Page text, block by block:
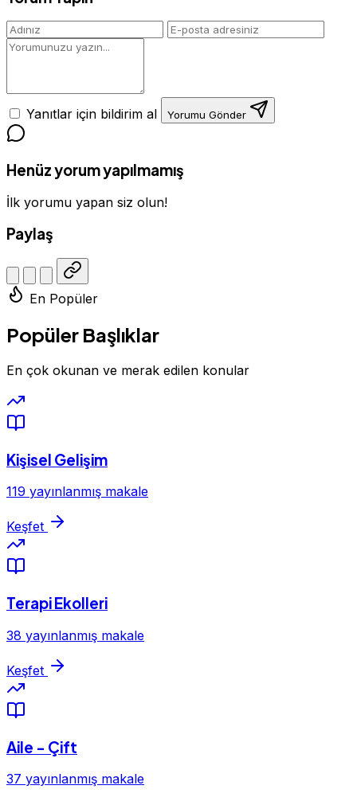
Yanıtlar için bildirim al Yorumu Gönder
Henüz yorum yapılmamış
İlk yorumu yapan siz olun!
Paylaş
En Popüler
Popüler Başlıklar
En çok okunan ve merak edilen konular
Kişisel Gelişim
119 yayınlanmış makale
Keşfet
Terapi Ekolleri
38 yayınlanmış makale
Keşfet
Aile - Çift
37 yayınlanmış makale